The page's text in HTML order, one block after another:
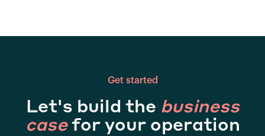
Get started
Let's build the business
casefor your operation